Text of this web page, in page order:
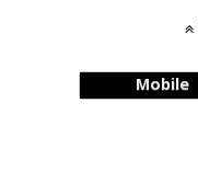
Mobile